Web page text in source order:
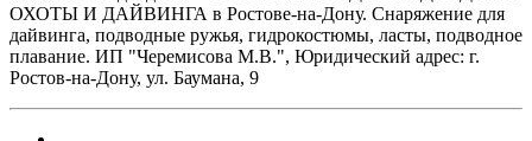
ОХОТЫ И ДАЙВИНГА в Ростове-на-Дону. Снаряжение для
дайвинга, подводные ружья, гидрокостюмы, ласты, подводное
плавание. ИП "Черемисова М.В.", Юридический адрес: г.
Ростов-на-Дону, ул. Баумана, 9